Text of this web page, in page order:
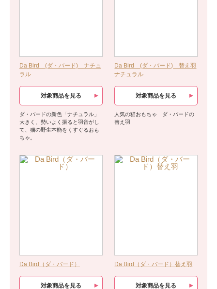
Da Bird (ダ・バード) ナチュ
ラル
対象商品を見る
ダ・バードの新色「ナチュラル」
大きく、勢いよく振ると羽音がし
て、猫の野生本能をくすぐるおも
ちゃ。
Da Bird (ダ・バード) 替え羽
ナチュラル
対象商品を見る
人気の猫おもちゃ ダ・バードの
替え羽
Da Bird（ダ・バード）
対象商品を見る
Da Bird（ダ・バード）替え羽
対象商品を見る